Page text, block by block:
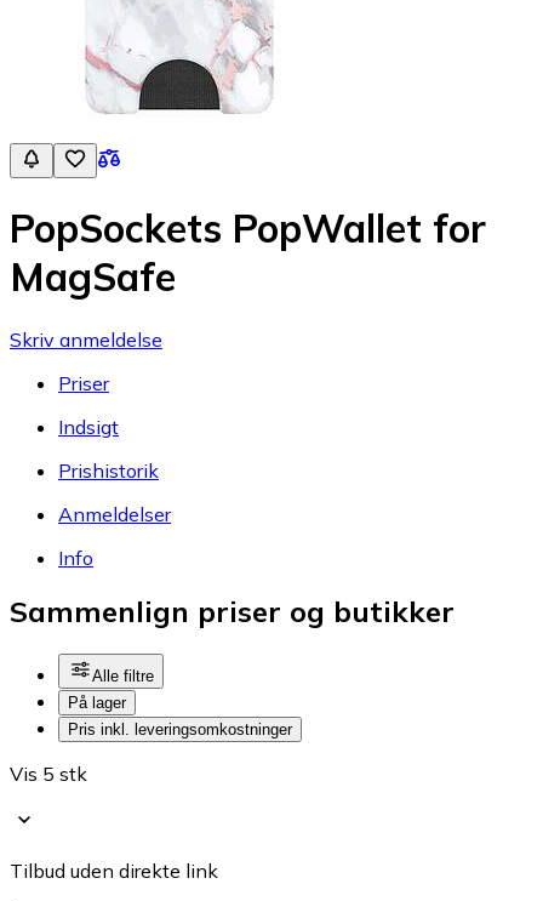
PopSockets PopWallet for
MagSafe
Skriv anmeldelse
Priser
Indsigt
Prishistorik
Anmeldelser
Info
Sammenlign priser og butikker
Alle filtre
På lager
Pris inkl. leveringsomkostninger
Vis 5 stk
Tilbud uden direkte link